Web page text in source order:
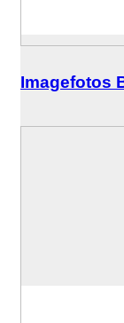
Imagefotos